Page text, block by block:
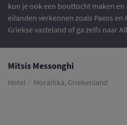
kun je ook een boottocht maken
eilanden verkennen zoals Paxos en
Griekse vasteland of ga zelfs naar
Mitsis Messonghi
Hotel Moraitika, Griekenland